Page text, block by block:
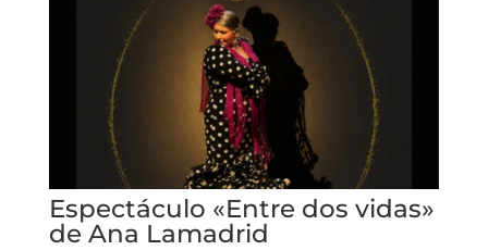
Espectáculo «Entre dos vidas»
de Ana Lamadrid